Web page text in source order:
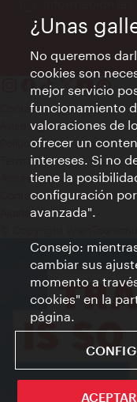
Contacto
Aviso legal
Política de privacidad de
Terms of Use
Accesibilidad
Contacto para la prensa
Ajustes de cookie
¿Unas
No queremos
cookies son
mejor servicio
funcionamiento
valoraciones de
ofrecer un
intereses. Si no
tiene la
configuración
avanzada".
Consejo:
cambiar sus
momento a
cookies" en la
página.